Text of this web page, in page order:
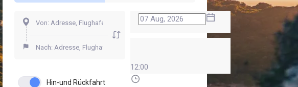
12:00
Hin-und Rückfahrt